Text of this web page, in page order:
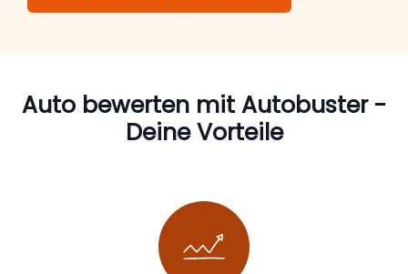
Auto bewerten mit Autobuster -
Deine Vorteile